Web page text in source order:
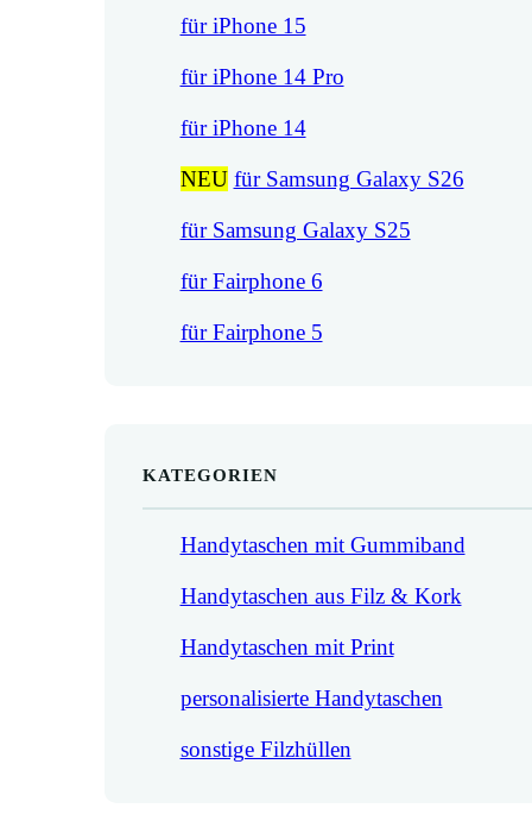
für iPhone 15
für iPhone 14 Pro
für iPhone 14
NEU für Samsung Galaxy S26
für Samsung Galaxy S25
für Fairphone 6
für Fairphone 5
KATEGORIEN
Handytaschen mit Gummiband
Handytaschen aus Filz & Kork
Handytaschen mit Print
personalisierte Handytaschen
sonstige Filzhüllen